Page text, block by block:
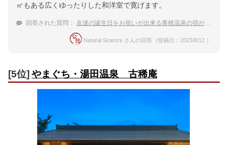
㎡もある広くゆったりした和洋室で寛げます。
回答された質問： 友達の誕生日をお祝いが出来る青根温泉の宿が知りたい
Natural Science さんの回答（投稿日：2023/8/12 ）
[5位]やまぐち・湯田温泉 古稀庵